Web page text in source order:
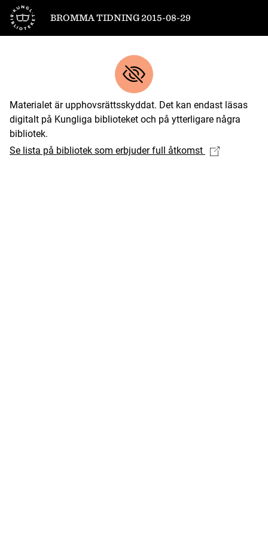
Till startsidan
BROMMA TIDNING 2015-08-29
Materialet är upphovsrättsskyddat. Det kan endast läsas
digitalt på Kungliga biblioteket och på ytterligare några
bibliotek.
Se lista på bibliotek som erbjuder full åtkomst